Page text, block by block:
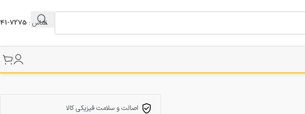
تماس : 7275-041
اصالت و سلامت فیزیکی کالا